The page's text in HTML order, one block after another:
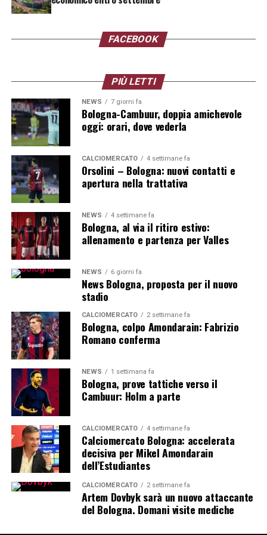
Brighton il 15 agosto all’Amex Stadium. Quello contro la
dell’inizio degli impegni ufficiali.
Segui le notizie su Telegram!
l’amichevole contro ilPisasempre più vicina. Lo staff
meccanismi tattici, cercando nuove risposte dalla
squadra prima dell’inizio degli impegni ufficiali.
Segui le notizie su Telegram!
FACEBOOK
PIÙ LETTI
NEWS 7 giorni fa
Bologna-Cambuur, doppia amichevole
oggi: orari, dove vederla
CALCIOMERCATO 4 settimane fa
Orsolini – Bologna: nuovi contatti e
apertura nella trattativa
NEWS 4 settimane fa
Bologna, al via il ritiro estivo:
allenamento e partenza per Valles
NEWS 6 giorni fa
News Bologna, proposta per il nuovo
stadio
CALCIOMERCATO 2 settimane fa
Bologna, colpo Amondarain: Fabrizio
Romano conferma
NEWS 1 settimana fa
Bologna, prove tattiche verso il
Cambuur: Holm a parte
CALCIOMERCATO 4 settimane fa
Calciomercato Bologna: accelerata
decisiva per Mikel Amondarain
dell’Estudiantes
CALCIOMERCATO 2 settimane fa
Artem Dovbyk sarà un nuovo attaccante
del Bologna. Domani visite mediche